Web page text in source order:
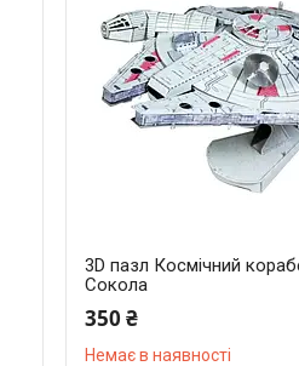
3D пазл Космічний
Сокола
350 ₴
Немає в наявності